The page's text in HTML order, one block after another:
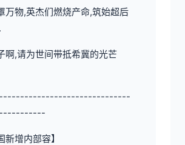
万物,英杰们燃烧产命,筑始超后
啊,请为世间带抵希冀的光芒
新增内部容】